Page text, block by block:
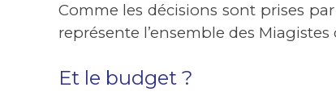
Comme les décisions sont prises
représente l’ensemble des Miagistes
Et le budget ?